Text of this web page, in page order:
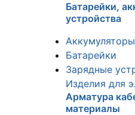
Батарейки,
устройства
Аккумуляторы
Батарейки
Зарядные
Изделия для
Арматура
материалы